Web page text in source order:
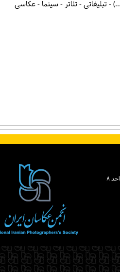
- تبلیغاتی - تئاتر - سینما - عکاسی